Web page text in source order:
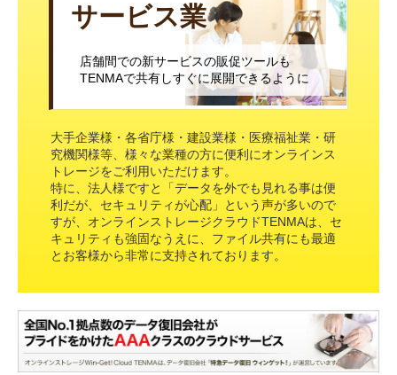
サービス業
店舗間での新サービスの販促ツールも
TENMAで共有しすぐに展開できるように
大手企業様・各省庁様・建設業様・医療福祉業・研
究機関様等、様々な業種の方に便利にオンラインス
トレージをご利用いただけます。
特に、法人様ですと「データを外でも見れる事は便
利だが、セキュリティが心配」という声が多いので
すが、オンラインストレージクラウドTENMAは、セ
キュリティも強固なうえに、ファイル共有にも最適
とお客様から非常に支持されております。